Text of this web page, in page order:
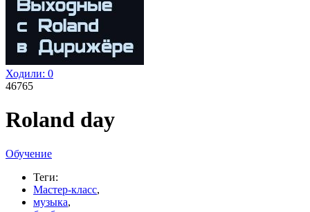
Ходили: 0
46765
Roland day
Обучение
Теги:
Мастер-класс,
музыка,